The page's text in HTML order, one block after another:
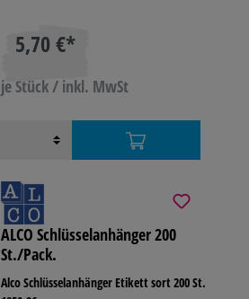
5,70 €*
je Stück / inkl. MwSt
ALCO Schlüsselanhänger 200
St./Pack.
Alco Schlüsselanhänger Etikett sort 200 St.